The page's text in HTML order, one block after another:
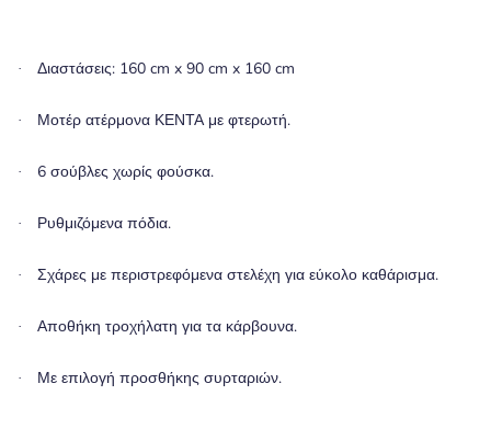
· Διαστάσεις: 160 cm x 90 cm x 160 cm
· Μοτέρ ατέρμονα ΚΕΝΤΑ με φτερωτή.
· 6 σούβλες χωρίς φούσκα.
· Ρυθμιζόμενα πόδια.
· Σχάρες με περιστρεφόμενα στελέχη για εύκολο καθάρισμα.
· Αποθήκη τροχήλατη για τα κάρβουνα.
· Με επιλογή προσθήκης συρταριών.